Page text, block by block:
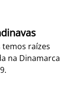
temos raízes
na Dinamarca